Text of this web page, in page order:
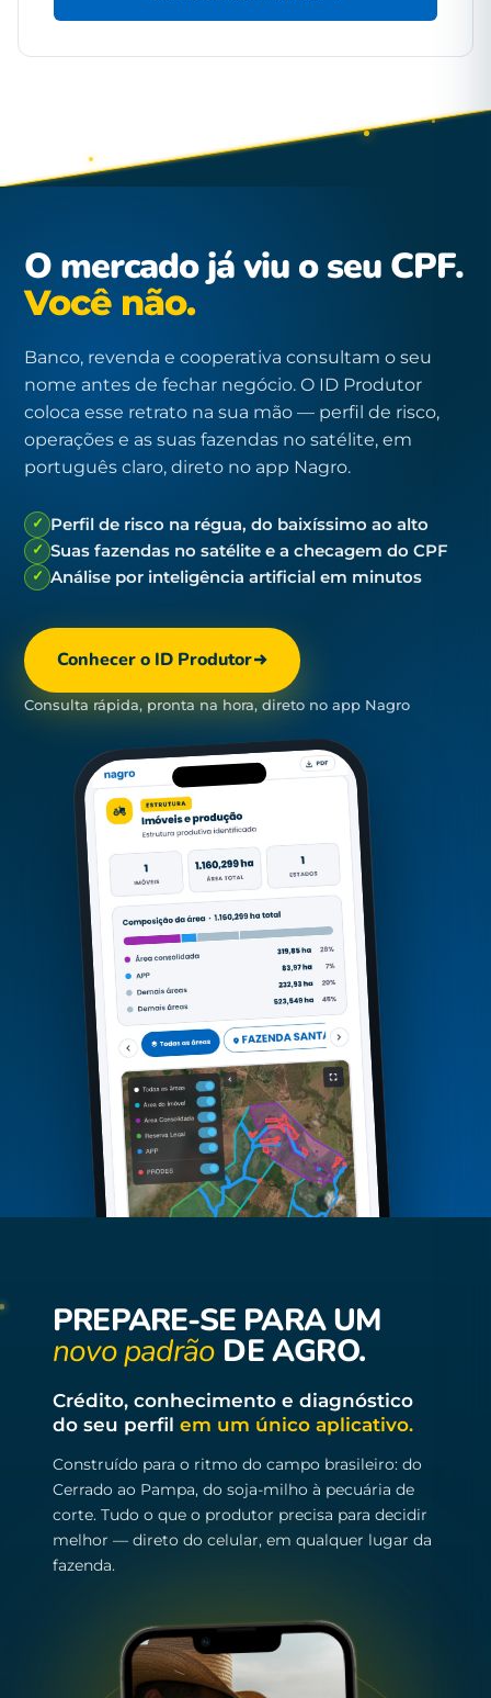
O mercado já viu o seu CPF.
Você não.
Banco, revenda e cooperativa consultam o seu
nome antes de fechar negócio. O ID Produtor
coloca esse retrato na sua mão — perfil de risco,
operações e as suas fazendas no satélite, em
português claro, direto no app Nagro.
✓ Perfil de risco na régua, do baixíssimo ao alto
✓ Suas fazendas no satélite e a checagem do CPF
✓ Análise por inteligência artificial em minutos
Conhecer o ID Produtor
Consulta rápida, pronta na hora, direto no app Nagro
PREPARE-SE PARA UM
novo padrão DE AGRO.
Crédito, conhecimento e diagnóstico
do seu perfil em um único aplicativo.
Construído para o ritmo do campo brasileiro: do
Cerrado ao Pampa, do soja-milho à pecuária de
corte. Tudo o que o produtor precisa para decidir
melhor — direto do celular, em qualquer lugar da
fazenda.